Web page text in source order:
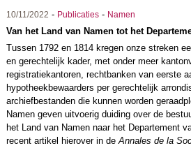
10/11/2022 - Publicaties- Namen
Van het Land van Namen tot het
Tussen 1792 en 1814 kregen onze streken
en gerechtelijk kader, met onder meer
registratiekantoren, rechtbanken van eerste
hypotheekbewaarders per gerechtelijk
archiefbestanden die kunnen worden
Namen geven uitvoerig duiding over de
het Land van Namen naar het Departement
recent artikel hierover in deAnnales de la